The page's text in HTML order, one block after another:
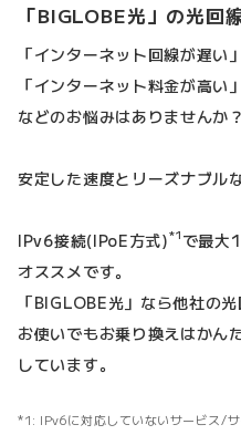
「BIGLOBE光」の光回
「インターネット回線が遅い」
「インターネット料金が高い」
などのお悩みはありませんか？
安定した速度とリーズナブル
IPv6接続(IPoE方式)*1 で最大
オススメです。
「BIGLOBE光」なら他社の
お使いでもお乗り換えはかん
しています。
IPv6に対応していないサービス/